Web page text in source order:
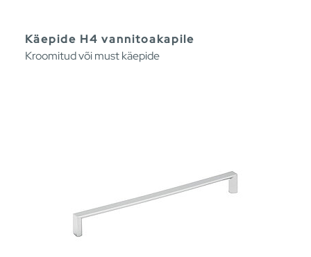
Käepide H4 vannitoakapile
Kroomitud või must käepide